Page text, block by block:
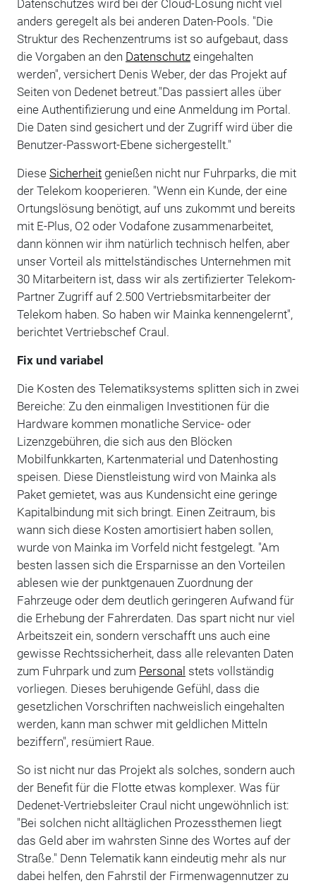
Datenschutzes wird bei der Cloud-Lösung nicht viel
anders geregelt als bei anderen Daten-Pools. "Die
Struktur des Rechenzentrums ist so aufgebaut, dass
die Vorgaben an den Datenschutzeingehalten
werden", versichert Denis Weber, der das Projekt auf
Seiten von Dedenet betreut."Das passiert alles über
eine Authentifizierung und eine Anmeldung im Portal.
Die Daten sind gesichert und der Zugriff wird über die
Benutzer-Passwort-Ebene sichergestellt."
Diese Sicherheitgenießen nicht nur Fuhrparks, die mit
der Telekom kooperieren. "Wenn ein Kunde, der eine
Ortungslösung benötigt, auf uns zukommt und bereits
mit E-Plus, O2 oder Vodafone zusammenarbeitet,
dann können wir ihm natürlich technisch helfen, aber
unser Vorteil als mittelständisches Unternehmen mit
30 Mitarbeitern ist, dass wir als zertifizierter Telekom-
Partner Zugriff auf 2.500 Vertriebsmitarbeiter der
Telekom haben. So haben wir Mainka kennengelernt",
berichtet Vertriebschef Craul.
Fix und variabel
Die Kosten des Telematiksystems splitten sich in zwei
Bereiche: Zu den einmaligen Investitionen für die
Hardware kommen monatliche Service- oder
Lizenzgebühren, die sich aus den Blöcken
Mobilfunkkarten, Kartenmaterial und Datenhosting
speisen. Diese Dienstleistung wird von Mainka als
Paket gemietet, was aus Kundensicht eine geringe
Kapitalbindung mit sich bringt. Einen Zeitraum, bis
wann sich diese Kosten amortisiert haben sollen,
wurde von Mainka im Vorfeld nicht festgelegt. "Am
besten lassen sich die Ersparnisse an den Vorteilen
ablesen wie der punktgenauen Zuordnung der
Fahrzeuge oder dem deutlich geringeren Aufwand für
die Erhebung der Fahrerdaten. Das spart nicht nur viel
Arbeitszeit ein, sondern verschafft uns auch eine
gewisse Rechtssicherheit, dass alle relevanten Daten
zum Fuhrpark und zum Personal stets vollständig
vorliegen. Dieses beruhigende Gefühl, dass die
gesetzlichen Vorschriften nachweislich eingehalten
werden, kann man schwer mit geldlichen Mitteln
beziffern", resümiert Raue.
So ist nicht nur das Projekt als solches, sondern auch
der Benefit für die Flotte etwas komplexer. Was für
Dedenet-Vertriebsleiter Craul nicht ungewöhnlich ist:
"Bei solchen nicht alltäglichen Prozessthemen liegt
das Geld aber im wahrsten Sinne des Wortes auf der
Straße." Denn Telematik kann eindeutig mehr als nur
dabei helfen, den Fahrstil der Firmenwagennutzer zu